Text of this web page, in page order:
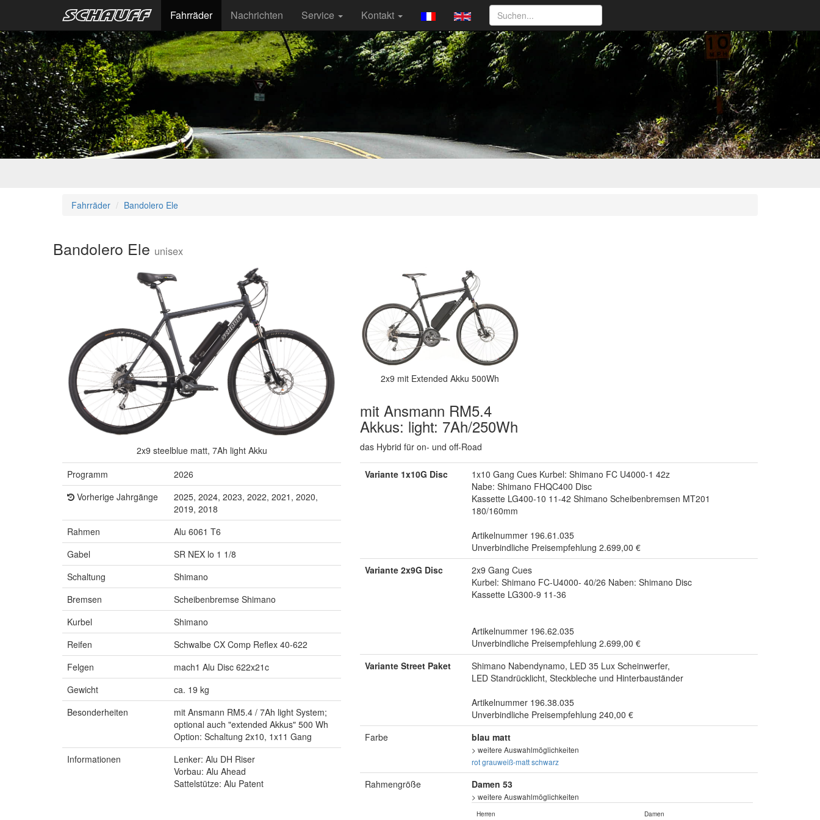
Fahrräder Nachrichten Service Kontakt
Fahrräder Bandolero Ele
Bandolero Ele unisex
2x9 steelblue matt, 7Ah light Akku
2x9 mit Extended Akku 500Wh
mit Ansmann RM5.4
Akkus: light: 7Ah/250Wh
das Hybrid für on- und off-Road
Programm
2026
Vorherige Jahrgänge
2025, 2024, 2023, 2022, 2021, 2020,
2019, 2018
Rahmen
Alu 6061 T6
Gabel
SR NEX lo 1 1/8
Schaltung
Shimano
Bremsen
Scheibenbremse Shimano
Kurbel
Shimano
Reifen
Schwalbe CX Comp Reflex 40-622
Felgen
mach1 Alu Disc 622x21c
Gewicht
ca. 19 kg
Besonderheiten
mit Ansmann RM5.4 / 7Ah light System;
optional auch "extended Akkus" 500 Wh
Option: Schaltung 2x10, 1x11 Gang
Informationen
Lenker: Alu DH Riser
Vorbau: Alu Ahead
Sattelstütze: Alu Patent
Variante 1x10G Disc
1x10 Gang Cues Kurbel: Shimano FC U4000-1 42z
Nabe: Shimano FHQC400 Disc
Kassette LG400-10 11-42 Shimano Scheibenbremsen MT201
180/160mm
Artikelnummer 196.61.035
Unverbindliche Preisempfehlung 2.699,00 €
Variante 2x9G Disc
2x9 Gang Cues
Kurbel: Shimano FC-U4000- 40/26 Naben: Shimano Disc
Kassette LG300-9 11-36
Artikelnummer 196.62.035
Unverbindliche Preisempfehlung 2.699,00 €
Variante Street Paket
Shimano Nabendynamo, LED 35 Lux Scheinwerfer,
LED Standrücklicht, Steckbleche und Hinterbauständer
Artikelnummer 196.38.035
Unverbindliche Preisempfehlung 240,00 €
Farbe
blau matt
> weitere Auswahlmöglichkeiten
rot grauweiß-matt schwarz
Rahmengröße Damen 53
> weitere Auswahlmöglichkeiten
Herren
Damen